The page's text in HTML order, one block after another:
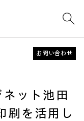
お問い合わせ
ット池田
刷を活用し